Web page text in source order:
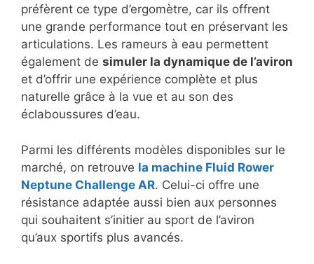
préfèrent ce type d’ergomètre, car ils offrent
une grande performance tout en préservant les
articulations. Les rameurs à eau permettent
également de simuler la dynamique de l’aviron
et d’offrir une expérience complète et plus
naturelle grâce à la vue et au son des
éclaboussures d’eau.
Parmi les différents modèles disponibles sur le
marché, on retrouve la machine Fluid Rower
Neptune Challenge AR. Celui-ci offre une
résistance adaptée aussi bien aux personnes
qui souhaitent s’initier au sport de l’aviron
qu’aux sportifs plus avancés.